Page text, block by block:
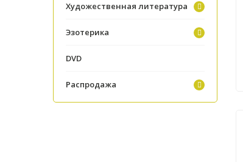
Художественная литература
Эзотерика
DVD
Распродажа